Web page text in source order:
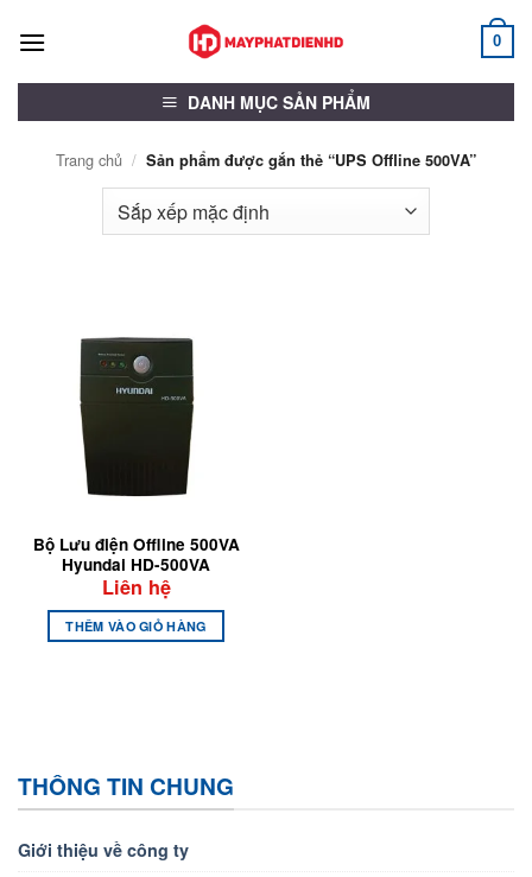
qua
0
DANH MỤC SẢN PHẨM
Trang chủ / Sản phẩm được gắn thẻ “UPS Offline 500VA”
Bộ Lưu điện Offline 500VA
Hyundai HD-500VA
Liên hệ
THÊM VÀO GIỎ HÀNG
THÔNG TIN CHUNG
Giới thiệu về công ty